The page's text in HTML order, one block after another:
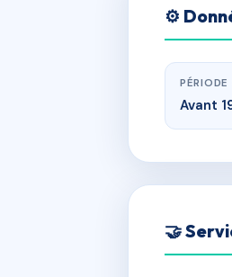
⚙️
Avant
🤝